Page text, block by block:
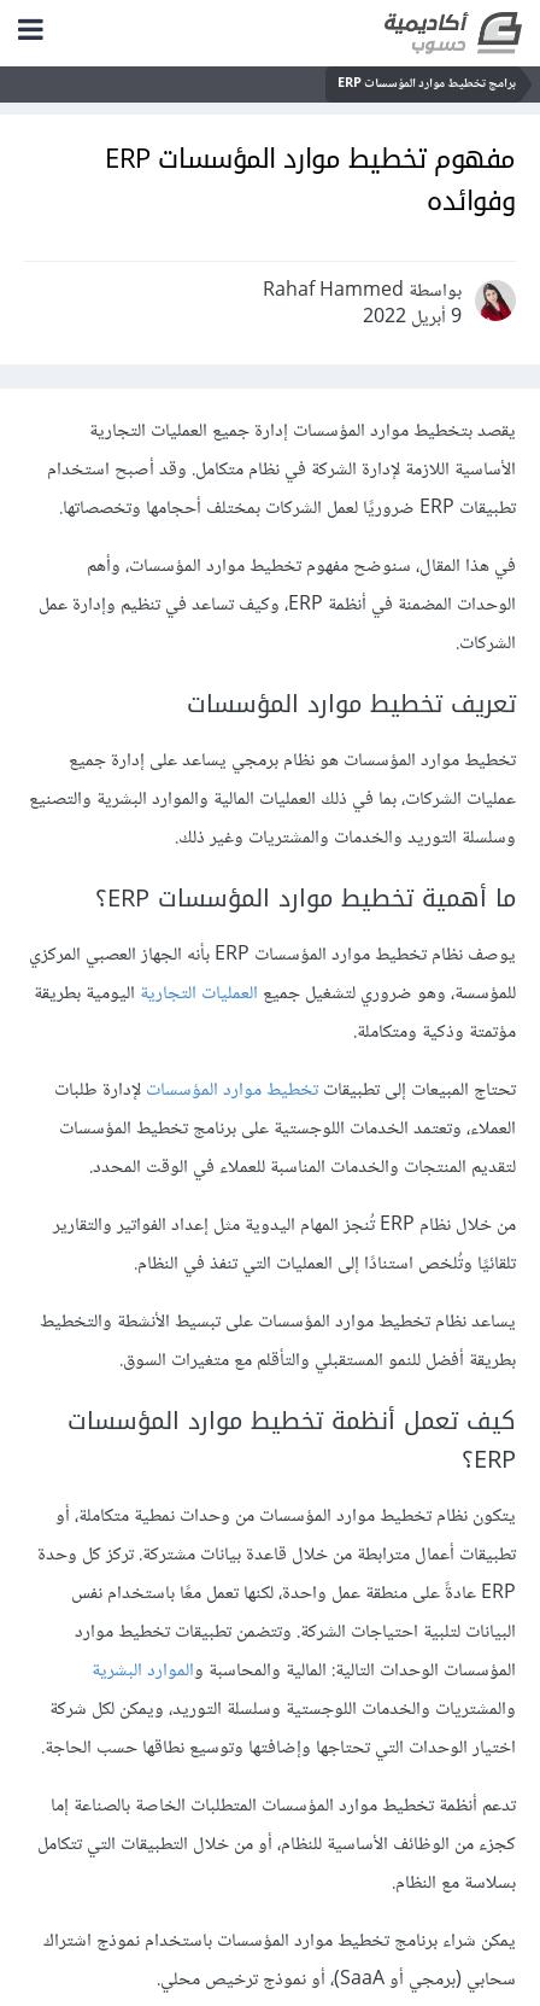
برامج تخطيط موارد المؤسسات ERP
مفهوم تخطيط موارد المؤسسات ERP
وفوائده
بواسطة Rahaf Hammed
9 أبريل 2022
يقصد بتخطيط موارد المؤسسات إدارة جميع العمليات التجارية
الأساسية اللازمة لإدارة الشركة في نظام متكامل. وقد أصبح استخدام
تطبيقات ERP ضروريًا لعمل الشركات بمختلف أحجامها وتخصصاتها.
في هذا المقال، سنوضح مفهوم تخطيط موارد المؤسسات، وأهم
الوحدات المضمنة في أنظمة ERP، وكيف تساعد في تنظيم وإدارة عمل
الشركات.
تعريف تخطيط موارد المؤسسات
تخطيط موارد المؤسسات هو نظام برمجي يساعد على إدارة جميع
عمليات الشركات، بما في ذلك العمليات المالية والموارد البشرية والتصنيع
وسلسلة التوريد والخدمات والمشتريات وغير ذلك.
ما أهمية تخطيط موارد المؤسسات ERP؟
يوصف نظام تخطيط موارد المؤسسات ERP بأنه الجهاز العصبي المركزي
للمؤسسة، وهو ضروري لتشغيل جميع العمليات التجارية اليومية بطريقة
مؤتمتة وذكية ومتكاملة.
تحتاج المبيعات إلى تطبيقاتتخطيط موارد المؤسساتلإدارة طلبات
العملاء، وتعتمد الخدمات اللوجستية على برنامج تخطيط المؤسسات
لتقديم المنتجات والخدمات المناسبة للعملاء في الوقت المحدد.
من خلال نظام ERP تُنجز المهام اليدوية مثل إعداد الفواتير والتقارير
تلقائيًا وتُلخص استنادًا إلى العمليات التي تنفذ في النظام.
يساعد نظام تخطيط موارد المؤسسات على تبسيط الأنشطة والتخطيط
بطريقة أفضل للنمو المستقبلي والتأقلم مع متغيرات السوق.
كيف تعمل أنظمة تخطيط موارد المؤسسات
ERP؟
يتكون نظام تخطيط موارد المؤسسات من وحدات نمطية متكاملة، أو
تطبيقات أعمال مترابطة من خلال قاعدة بيانات مشتركة. تركز كل وحدة
ERP عادةً على منطقة عمل واحدة، لكنها تعمل معًا باستخدام نفس
البيانات لتلبية احتياجات الشركة. وتتضمن تطبيقات تخطيط موارد
المؤسسات الوحدات التالية: المالية والمحاسبة والموارد البشرية
والمشتريات والخدمات اللوجستية وسلسلة التوريد، ويمكن لكل شركة
اختيار الوحدات التي تحتاجها وإضافتها وتوسيع نطاقها حسب الحاجة.
تدعم أنظمة تخطيط موارد المؤسسات المتطلبات الخاصة بالصناعة إما
كجزء من الوظائف الأساسية للنظام، أو من خلال التطبيقات التي تتكامل
بسلاسة مع النظام.
يمكن شراء برنامج تخطيط موارد المؤسسات باستخدام نموذج اشتراك
سحابي (برمجي أو SaaA)، أو نموذج ترخيص محلي.